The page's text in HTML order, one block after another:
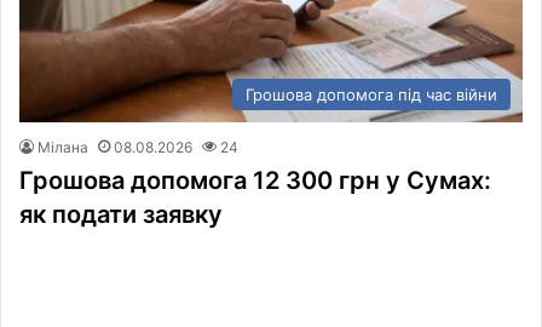
Грошова допомога під час війни
Мілана 08.08.2026 24
Грошова допомога 12 300 грн у Сумах:
як подати заявку